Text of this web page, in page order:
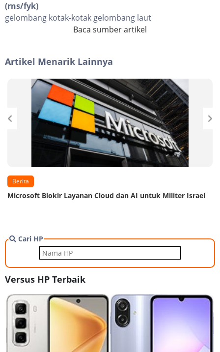
(rns/fyk)
gelombang kotak-kotak gelombang laut
Baca sumber artikel
Artikel Menarik Lainnya
Berita
Microsoft Blokir Layanan Cloud dan AI untuk Militer Israel
Cari HP
Versus HP Terbaik